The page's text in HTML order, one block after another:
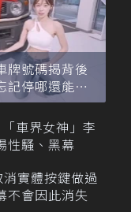
牌號碼揭背後
記停哪還能幫
車界女神」李
性騷、黑幕
實體按鍵做過
會因此消失